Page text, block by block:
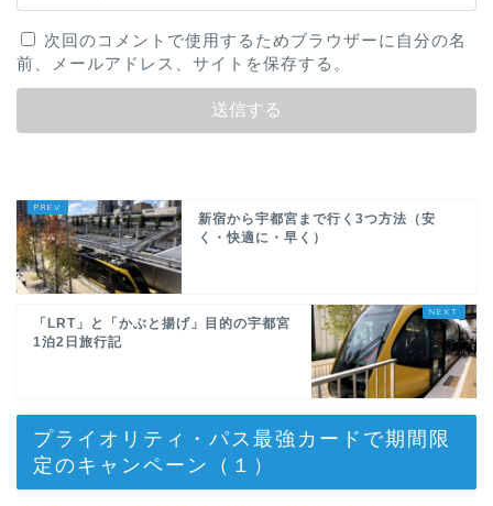
次回のコメントで使用するためブラウザーに自分の名
前、メールアドレス、サイトを保存する。
新宿から宇都宮まで行く3つ方法（安
く・快適に・早く）
「LRT」と「かぶと揚げ」目的の宇都宮
1泊2日旅行記
プライオリティ・パス最強カードで期間限
定のキャンペーン（１）